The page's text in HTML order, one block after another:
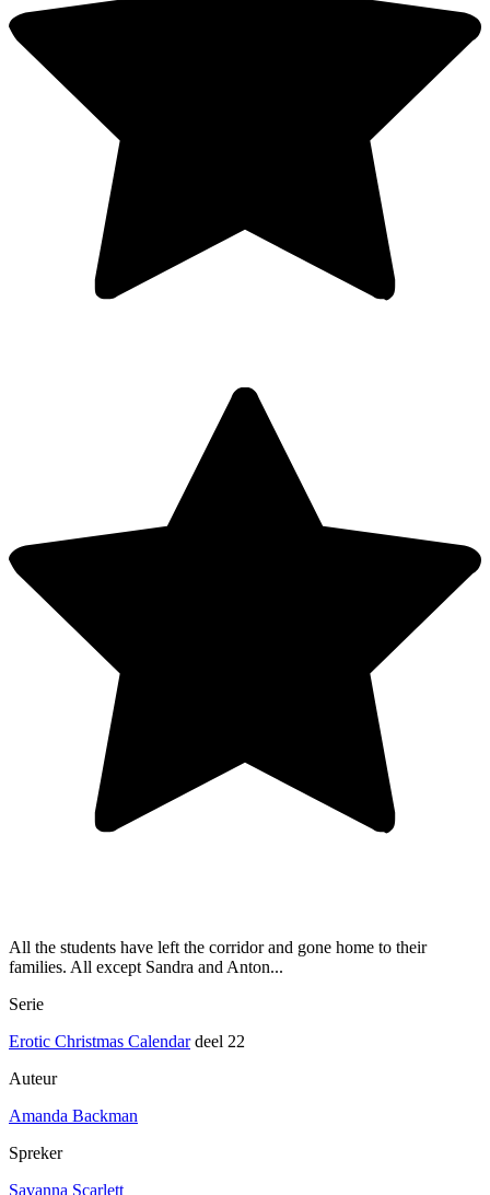
All the students have left the corridor and gone home to their
families. All except Sandra and Anton...
Serie
Erotic Christmas Calendardeel 22
Auteur
Amanda Backman
Spreker
Savanna Scarlett